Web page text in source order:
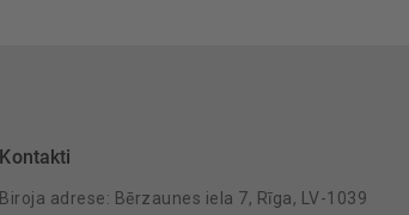
Kontakti
Biroja adrese: Bērzaunes iela 7, Rīga, LV-1039